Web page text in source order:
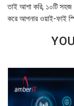
তাই আশা করি, ১০টি সহজ
করে আপনার ওয়াই-ফাই